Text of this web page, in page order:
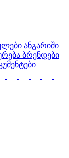
ანგარიში
ბრენდები